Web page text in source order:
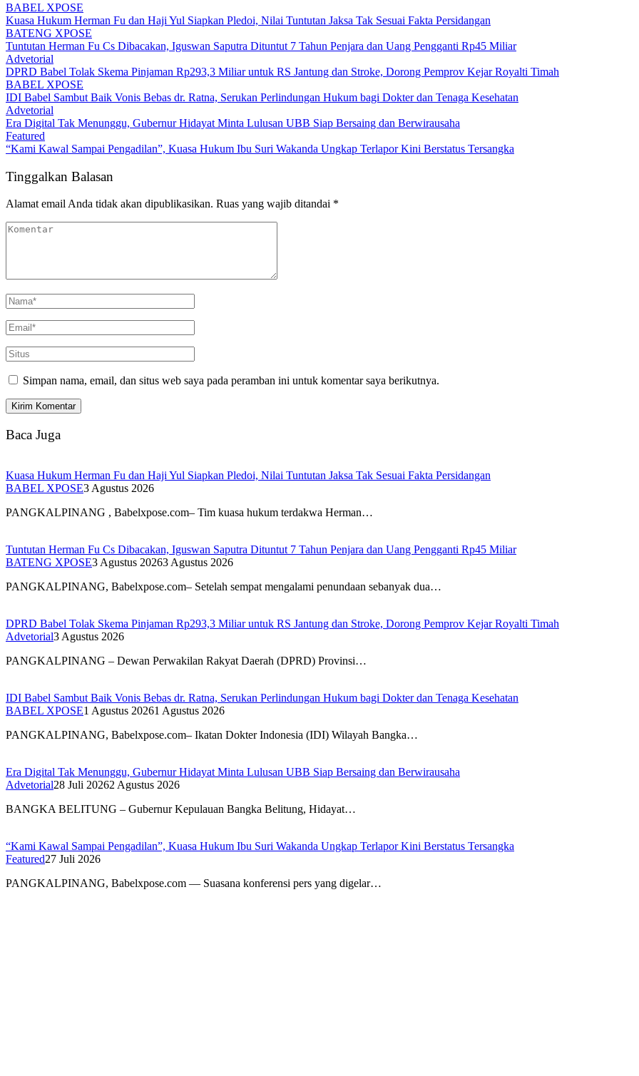
BABEL XPOSE
Kuasa Hukum Herman Fu dan Haji Yul Siapkan Pledoi, Nilai Tuntutan Jaksa Tak Sesuai Fakta Persidangan
BATENG XPOSE
Tuntutan Herman Fu Cs Dibacakan, Iguswan Saputra Dituntut 7 Tahun Penjara dan Uang Pengganti Rp45 Miliar
Advetorial
DPRD Babel Tolak Skema Pinjaman Rp293,3 Miliar untuk RS Jantung dan Stroke, Dorong Pemprov Kejar Royalti Timah
BABEL XPOSE
IDI Babel Sambut Baik Vonis Bebas dr. Ratna, Serukan Perlindungan Hukum bagi Dokter dan Tenaga Kesehatan
Advetorial
Era Digital Tak Menunggu, Gubernur Hidayat Minta Lulusan UBB Siap Bersaing dan Berwirausaha
Featured
“Kami Kawal Sampai Pengadilan”, Kuasa Hukum Ibu Suri Wakanda Ungkap Terlapor Kini Berstatus Tersangka
Tinggalkan Balasan
Alamat email Anda tidak akan dipublikasikan. Ruas yang wajib ditandai *
Simpan nama, email, dan situs web saya pada peramban ini untuk komentar saya berikutnya.
Baca Juga
Kuasa Hukum Herman Fu dan Haji Yul Siapkan Pledoi, Nilai Tuntutan Jaksa Tak Sesuai Fakta Persidangan
BABEL XPOSE3 Agustus 2026
PANGKALPINANG , Babelxpose.com– Tim kuasa hukum terdakwa Herman…
Tuntutan Herman Fu Cs Dibacakan, Iguswan Saputra Dituntut 7 Tahun Penjara dan Uang Pengganti Rp45 Miliar
BATENG XPOSE3 Agustus 20263 Agustus 2026
PANGKALPINANG, Babelxpose.com– Setelah sempat mengalami penundaan sebanyak dua…
DPRD Babel Tolak Skema Pinjaman Rp293,3 Miliar untuk RS Jantung dan Stroke, Dorong Pemprov Kejar Royalti Timah
Advetorial3 Agustus 2026
PANGKALPINANG – Dewan Perwakilan Rakyat Daerah (DPRD) Provinsi…
IDI Babel Sambut Baik Vonis Bebas dr. Ratna, Serukan Perlindungan Hukum bagi Dokter dan Tenaga Kesehatan
BABEL XPOSE1 Agustus 20261 Agustus 2026
PANGKALPINANG, Babelxpose.com– Ikatan Dokter Indonesia (IDI) Wilayah Bangka…
Era Digital Tak Menunggu, Gubernur Hidayat Minta Lulusan UBB Siap Bersaing dan Berwirausaha
Advetorial28 Juli 20262 Agustus 2026
BANGKA BELITUNG – Gubernur Kepulauan Bangka Belitung, Hidayat…
“Kami Kawal Sampai Pengadilan”, Kuasa Hukum Ibu Suri Wakanda Ungkap Terlapor Kini Berstatus Tersangka
Featured27 Juli 2026
PANGKALPINANG, Babelxpose.com — Suasana konferensi pers yang digelar…